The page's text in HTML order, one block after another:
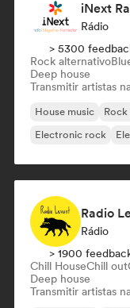
iNext
Rádio
> 5300
Rock alternativo
Deep house
Transmitir artistas
House music
Electronic rock
Radio
Rádio
> 1900
Chill HouseChill out
Deep house
Transmitir artistas